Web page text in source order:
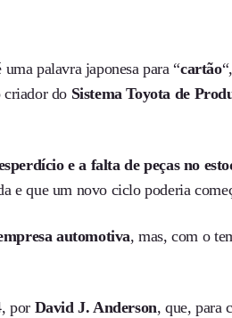
palavra japonesa para “cartão
criador do Sistema Toyota de
e a falta de peças no
e que um novo ciclo poderia
automotiva, mas, com o
por David J. Anderson, que, para